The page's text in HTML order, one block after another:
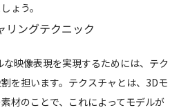
ょう。
リングテクニック
な映像表現を実現するためには、テク
を担います。テクスチャとは、3Dモ
材のことで、これによってモデルが